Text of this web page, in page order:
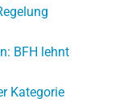
BFH lehnt
Kategorie